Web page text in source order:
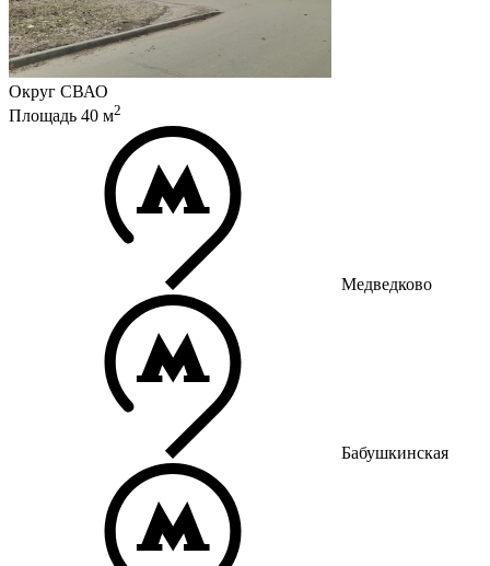
Округ СВАО
Площадь 40 м2
Медведково
Бабушкинская